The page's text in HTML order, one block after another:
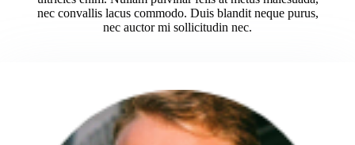
nec convallis lacus commodo. Duis blandit neque purus,
nec auctor mi sollicitudin nec.